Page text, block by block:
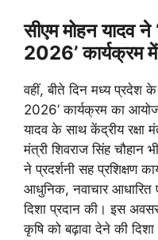
सीएम मोहन यादव
2026’ कार्यक्रम में
वहीं, बीते दिन मध्य प्रदेश
2026’ कार्यक्रम का
यादव के साथ केंद्रीय रक्षा
मंत्री शिवराज सिंह चौहान
ने प्रदर्शनी सह प्रशिक्षण
आधुनिक, नवाचार
दिशा प्रदान की। इस
कृषि को बढ़ावा देने की